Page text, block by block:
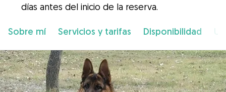
días antes del inicio de la reserva.
Sobre mí Servicios y tarifas Disponibilidad